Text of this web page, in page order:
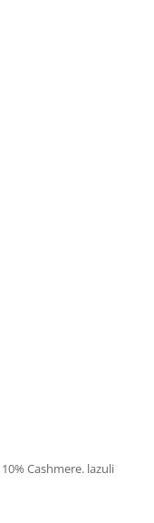
Cashmere. lazuli